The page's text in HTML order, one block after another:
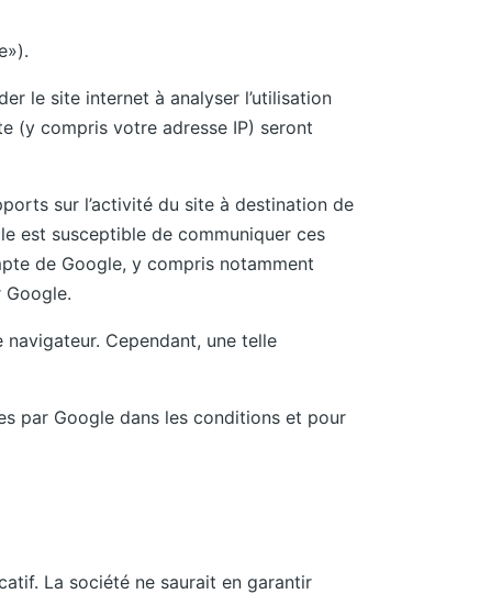
le site internet à analyser l’utilisation
(y compris votre adresse IP) seront
sur l’activité du site à destination de
est susceptible de communiquer ces
de Google, y compris notamment
Google.
Cependant, une telle
par Google dans les conditions et pour
La société ne saurait en garantir